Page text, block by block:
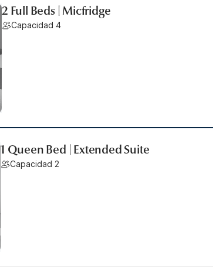
2 Full Beds | Micfridge
Capacidad 4
1 Queen Bed | Extended Suite
Capacidad 2